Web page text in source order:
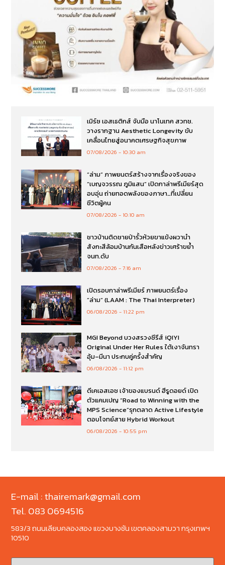
เมิร์ซ เอสเธติกส์ จับมือ นาโนเทค สวทช.
วางรากฐาน Aesthetic Longevity ขับ
เคลื่อนไทยสู่อนาคตเศรษฐกิจสุขภาพ
07/08/2026 10:30 am
“ล่าม” ภาพยนตร์สร้างจากเรื่องจริงของ
“เบญจวรรณ ภูมิแสน” เปิดกาล่าพรีเมียร์สุด
อบอุ่น ถ่ายทอดพลังของภาษา…ที่เปลี่ยน
ชีวิตผู้คน
07/08/2026 10:10 am
ชาวบ้านติดชายป่ารั้วห้วยขาแข้งผวานำ
สังกะสีล้อมบ้านกันเสือหลังข่าวเศร้าขย้ำ
จนท.ดับ
07/08/2026 7:16 am
เปิดรอบกาล่าพรีเมียร์ ภาพยนตร์เรื่อง
”ล่าม“ (LAAM : The Thai Interpreter)
06/08/2026 11:22 pm
MGI Beyond บวงสรวงซีรีส์ iQIYI
Original Under Her Rules ใต้เงาจันทรา
อุ้ม–มีนา ประกบคู่ครั้งสำคัญ
06/08/2026 11:12 pm
ดีเคเอสเอช เจ้าของแบรนด์ ฮีรูดอยด์ เปิด
ตัวแคมเปญ “Road to Winning with the
MPS Science”รุกตลาด Active Lifestyle
ตอบโจทย์สาย Hybrid Workout
06/08/2026 10:55 pm
E-mail : thairemark@gmail.com
Tel. 083 0694516
583/3 ถนนเลียบคลองสอง แขวงบางชัน เขตคลองสามวา กรุงเทพฯ
10510